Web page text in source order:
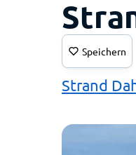
Speichern
Strand